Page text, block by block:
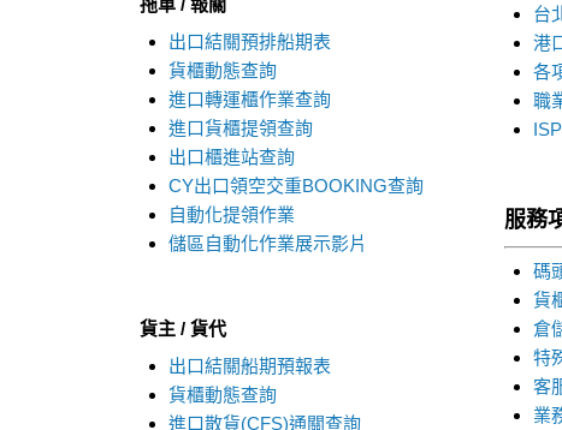
出口結關預排船期表
貨櫃動態查詢
進口轉運櫃作業查詢
進口貨櫃提領查詢
出口櫃進站查詢
CY出口領空交重BOOKING查詢
自動化提領作業
儲區自動化作業展示影片
貨主 / 貨代
出口結關船期預報表
貨櫃動態查詢
進口散貨(CFS)通關查詢
台
港
各
職
服務
碼
貨
倉
特
客
業